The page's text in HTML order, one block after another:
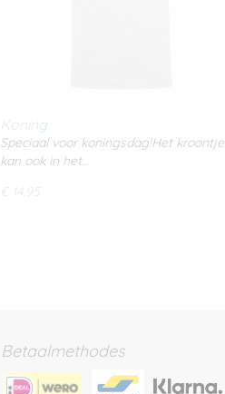
Koning
Speciaal voor koningsdag!Het kroontje
kan ook in het…
€ 14,95
Betaalmethodes